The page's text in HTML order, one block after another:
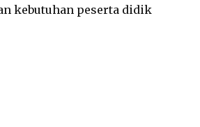
kebutuhan peserta didik